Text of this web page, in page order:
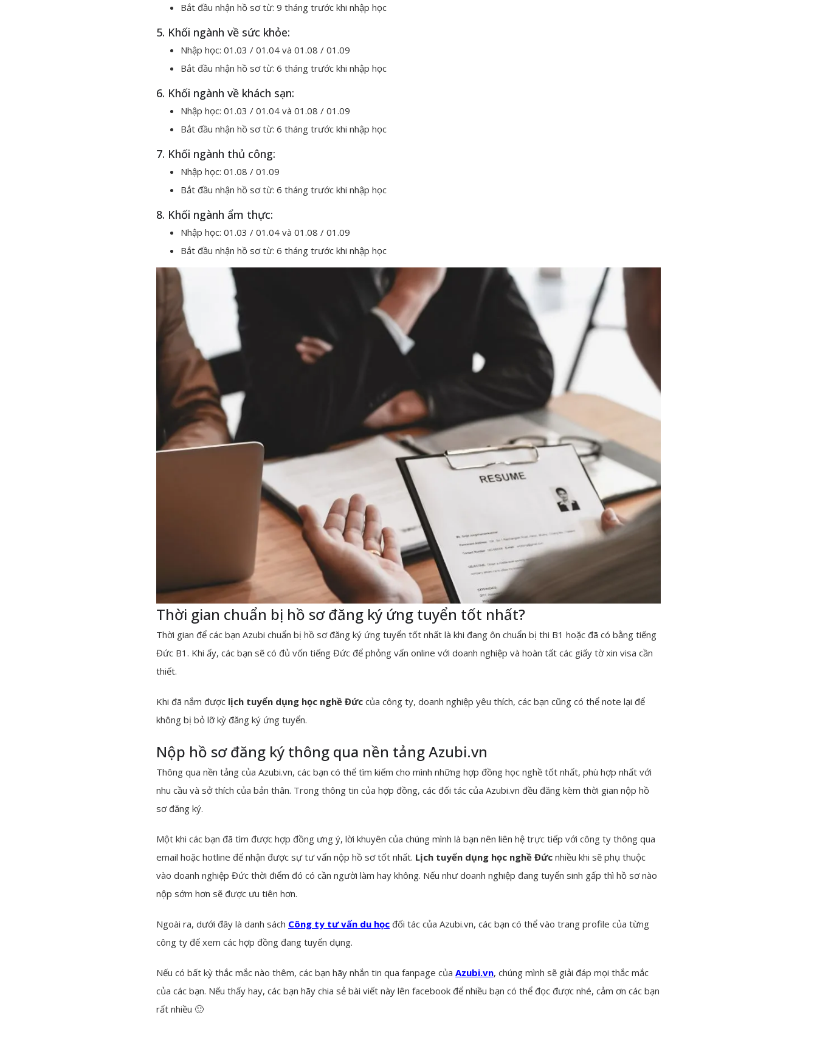
Bắt đầu nhận hồ sơ từ: 9 tháng trước khi nhập học
5. Khối ngành về sức khỏe:
Nhập học: 01.03 / 01.04 và 01.08 / 01.09
Bắt đầu nhận hồ sơ từ: 6 tháng trước khi nhập học
6. Khối ngành về khách sạn:
Nhập học: 01.03 / 01.04 và 01.08 / 01.09
Bắt đầu nhận hồ sơ từ: 6 tháng trước khi nhập học
7. Khối ngành thủ công:
Nhập học: 01.08 / 01.09
Bắt đầu nhận hồ sơ từ: 6 tháng trước khi nhập học
8. Khối ngành ẩm thực:
Nhập học: 01.03 / 01.04 và 01.08 / 01.09
Bắt đầu nhận hồ sơ từ: 6 tháng trước khi nhập học
Thời gian chuẩn bị hồ sơ đăng ký ứng tuyển tốt nhất?
Thời gian để các bạn Azubi chuẩn bị hồ sơ đăng ký ứng tuyển tốt nhất là khi đang ôn chuẩn bị thi B1 hoặc đã có bằng tiếng
Đức B1. Khi ấy, các bạn sẽ có đủ vốn tiếng Đức để phỏng vấn online với doanh nghiệp và hoàn tất các giấy tờ xin visa cần
thiết.
Khi đã nắm được lịch tuyển dụng học nghề Đức của công ty, doanh nghiệp yêu thích, các bạn cũng có thể note lại để
không bị bỏ lỡ kỳ đăng ký ứng tuyển.
Nộp hồ sơ đăng ký thông qua nền tảng Azubi.vn
Thông qua nền tảng của Azubi.vn, các bạn có thể tìm kiếm cho mình những hợp đồng học nghề tốt nhất, phù hợp nhất với
nhu cầu và sở thích của bản thân. Trong thông tin của hợp đồng, các đối tác của Azubi.vn đều đăng kèm thời gian nộp hồ
sơ đăng ký.
Một khi các bạn đã tìm được hợp đồng ưng ý, lời khuyên của chúng mình là bạn nên liên hệ trực tiếp với công ty thông qua
email hoặc hotline để nhận được sự tư vấn nộp hồ sơ tốt nhất. Lịch tuyển dụng học nghề Đức nhiều khi sẽ phụ thuộc
vào doanh nghiệp Đức thời điểm đó có cần người làm hay không. Nếu như doanh nghiệp đang tuyển sinh gấp thì hồ sơ nào
nộp sớm hơn sẽ được ưu tiên hơn.
Ngoài ra, dưới đây là danh sách Công ty tư vấn du học đối tác của Azubi.vn, các bạn có thể vào trang profile của từng
công ty để xem các hợp đồng đang tuyển dụng.
Nếu có bất kỳ thắc mắc nào thêm, các bạn hãy nhắn tin qua fanpage của Azubi.vn, chúng mình sẽ giải đáp mọi thắc mắc
của các bạn. Nếu thấy hay, các bạn hãy chia sẻ bài viết này lên facebook để nhiều bạn có thể đọc được nhé, cảm ơn các bạn
rất nhiều 🙂